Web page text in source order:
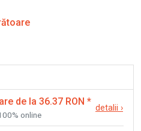
de la 36.37 RON *
online
detalii ›